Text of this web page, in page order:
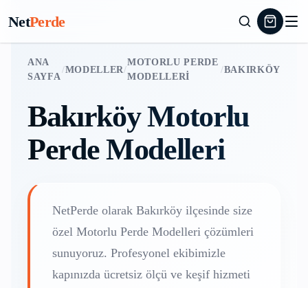
NetPerde
ANA
SAYFA
/MODELLER/
MOTORLU PERDE
MODELLERI
/BAKIRKÖY
BakırköyMotorlu
Perde Modelleri
NetPerde olarak Bakırköy ilçesinde size
özel Motorlu Perde Modelleri çözümleri
sunuyoruz. Profesyonel ekibimizle
kapınızda ücretsiz ölçü ve keşif hizmeti